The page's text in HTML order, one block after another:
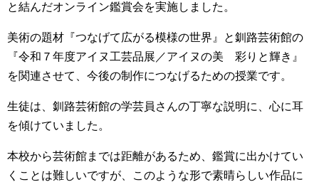
と結んだオンライン鑑賞会を実施しました。
美術の題材『つなげて広がる模様の世界』と釧路芸術館の
『令和７年度アイヌ工芸品展／アイヌの美 彩りと輝き』
を関連させて、今後の制作につなげるための授業です。
生徒は、釧路芸術館の学芸員さんの丁寧な説明に、心に耳
を傾けていました。
本校から芸術館までは距離があるため、鑑賞に出かけてい
くことは難しいですが、このような形で素晴らしい作品に